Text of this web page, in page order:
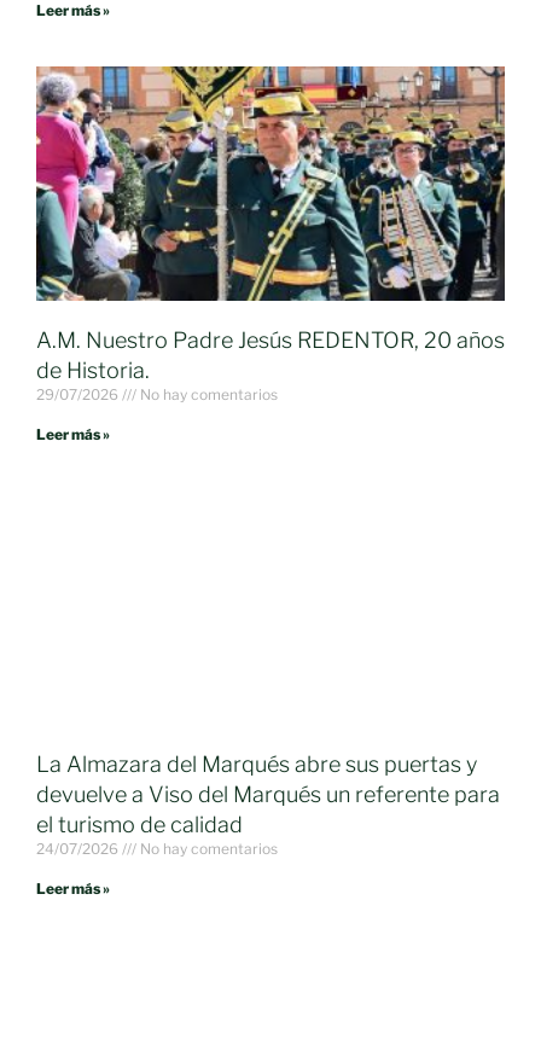
Leer más »
A.M. Nuestro Padre Jesús REDENTOR, 20 años
de Historia.
29/07/2026 No hay comentarios
Leer más »
La Almazara del Marqués abre sus puertas y
devuelve a Viso del Marqués un referente para
el turismo de calidad
24/07/2026 No hay comentarios
Leer más »